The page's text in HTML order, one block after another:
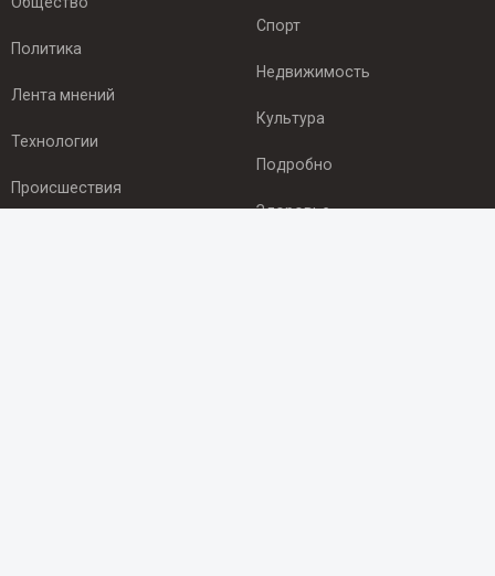
Политика
Лента мнений
Технологии
Происшествия
Спорт
Недвижимость
Культура
Подробно
Здоровье